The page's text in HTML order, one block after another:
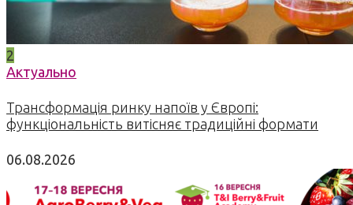
2
Актуально
Трансформація ринку напоїв у Європі:
функціональність витісняє традиційні формати
06.08.2026